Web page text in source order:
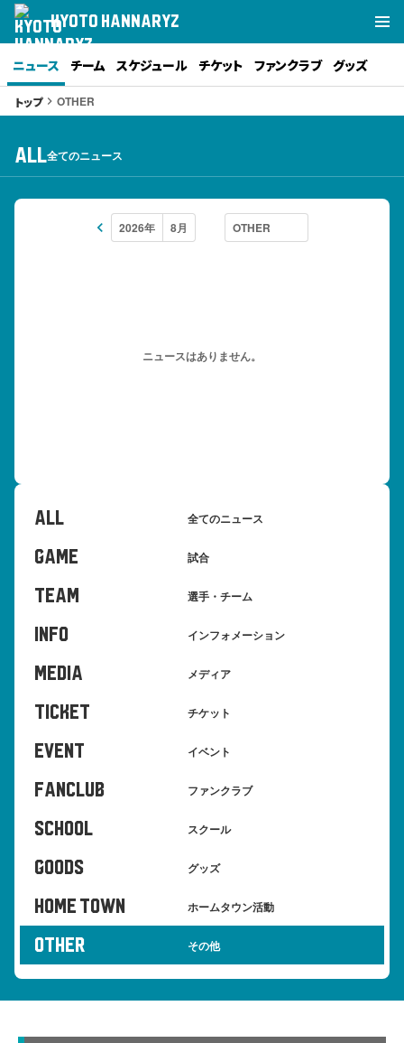
KYOTO HANNARYZ
ニュース チーム スケジュール チケット ファンクラブ グッズ
トップkeyboard_arrow_right OTHER
ALL全てのニュース
keyboard_arrow_left
ニュースはありません。
ALL 全てのニュース
GAME 試合
TEAM 選手・チーム
INFO インフォメーション
MEDIA メディア
TICKET チケット
EVENT イベント
FANCLUB ファンクラブ
SCHOOL スクール
GOODS グッズ
HOME TOWN ホームタウン活動
OTHER その他